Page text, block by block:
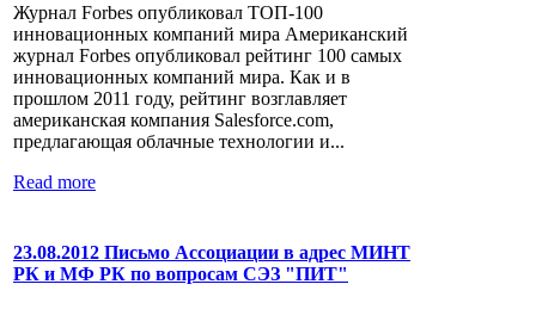
Журнал Forbes опубликовал ТОП-100
инновационных компаний мира Американский
журнал Forbes опубликовал рейтинг 100 самых
инновационных компаний мира. Как и в
прошлом 2011 году, рейтинг возглавляет
американская компания Salesforce.com,
предлагающая облачные технологии и...
Read more
23.08.2012 Письмо Ассоциации в адрес МИНТ
РК и МФ РК по вопросам СЭЗ "ПИТ"